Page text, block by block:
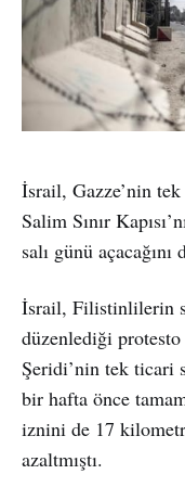
İsrail, Gazze’nin tek
Salim Sınır
salı günü açacağını
İsrail, Filistinlilerin
düzenlediği
Şeridi’nin tek ticari
bir hafta önce
iznini de 17
azaltmıştı.